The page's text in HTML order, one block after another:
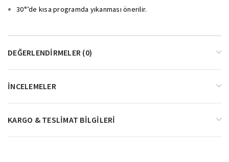
30°’de kısa programda yıkanması önerilir.
DEĞERLENDIRMELER (0)
İNCELEMELER
KARGO & TESLIMAT BILGILERI